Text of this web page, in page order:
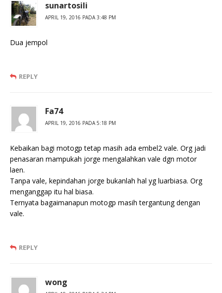
sunartosili
APRIL 19, 2016 PADA 3:48 PM
Dua jempol
REPLY
Fa74
APRIL 19, 2016 PADA 5:18 PM
Kebaikan bagi motogp tetap masih ada embel2 vale. Org jadi
penasaran mampukah jorge mengalahkan vale dgn motor
laen.
Tanpa vale, kepindahan jorge bukanlah hal yg luarbiasa. Org
menganggap itu hal biasa.
Ternyata bagaimanapun motogp masih tergantung dengan
vale.
REPLY
wong